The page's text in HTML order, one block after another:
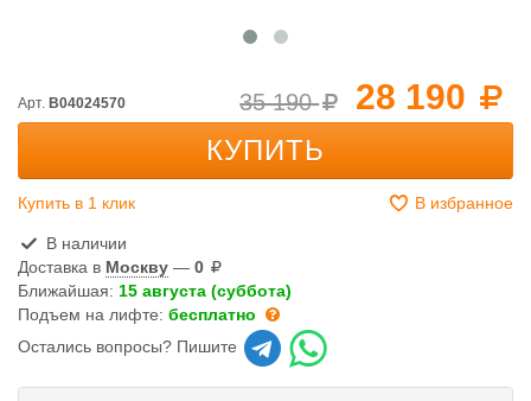
28 190
35 190
Арт. B04024570
КУПИТЬ
Купить в 1 клик В избранное
В наличии
Доставка в Москву — 0
Ближайшая: 15 августа (суббота)
Подъем на лифте: бесплатно
Остались вопросы? Пишите